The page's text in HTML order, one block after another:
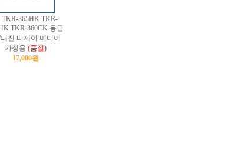
TKR-365HK TKR-
TKR-360CK 동글
진 티제이 미디어
가정용 (품절)
17,000원